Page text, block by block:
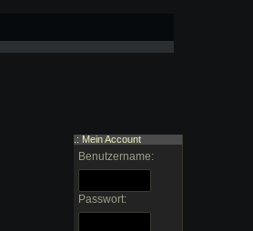
.: Mein Account
Benutzername:
Passwort: